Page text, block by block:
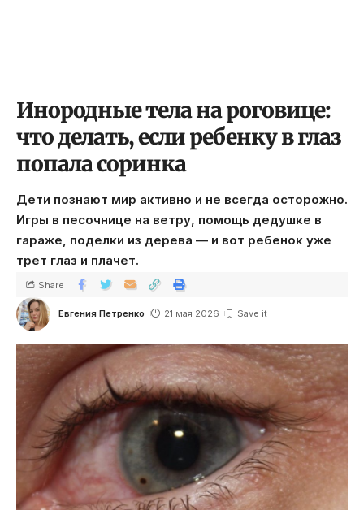
Инородные тела на роговице:
что делать, если ребенку в глаз
попала соринка
Дети познают мир активно и не всегда осторожно.
Игры в песочнице на ветру, помощь дедушке в
гараже, поделки из дерева — и вот ребенок уже
трет глаз и плачет.
Евгения Петренко 21 мая 2026
Share